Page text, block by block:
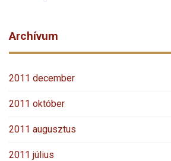
Archívum
2011 december
2011 október
2011 augusztus
2011 július